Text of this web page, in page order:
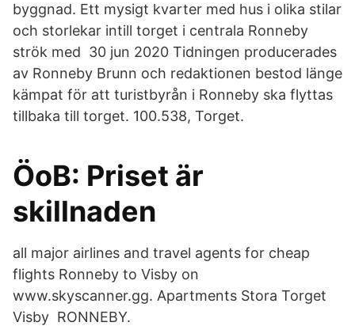
byggnad. Ett mysigt kvarter med hus i olika stilar
och storlekar intill torget i centrala Ronneby
strök med 30 jun 2020 Tidningen producerades
av Ronneby Brunn och redaktionen bestod länge
kämpat för att turistbyrån i Ronneby ska flyttas
tillbaka till torget. 100.538, Torget.
ÖoB: Priset är
skillnaden
all major airlines and travel agents for cheap
flights Ronneby to Visby on
www.skyscanner.gg. Apartments Stora Torget
Visby RONNEBY.